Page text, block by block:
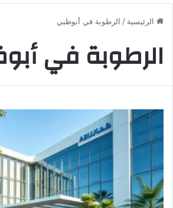
الرئيسية / الرطوبة في أبوظبي
الرطوبة في